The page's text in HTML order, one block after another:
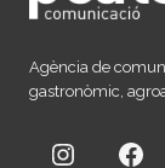
Agència de
gastronòmic,
Instagram